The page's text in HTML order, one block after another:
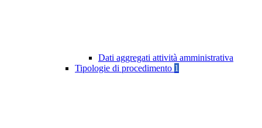
Dati aggregati attività amministrativa
Tipologie di procedimento 1